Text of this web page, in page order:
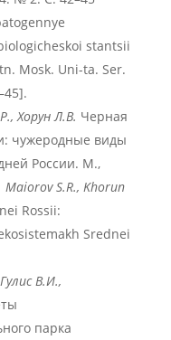
stantsii
Mosk. Uni-ta. Ser.
Хорун Л.В. Черная
чужеродные виды
России. М.,
MaiorovS.R., Khorun
Rossii:
Srednei
В.И.,
парка